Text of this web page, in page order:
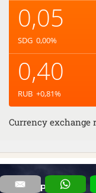
0,05
SDG 0,00%
0,40
RUB +0,81%
Currency exchange
Phuket